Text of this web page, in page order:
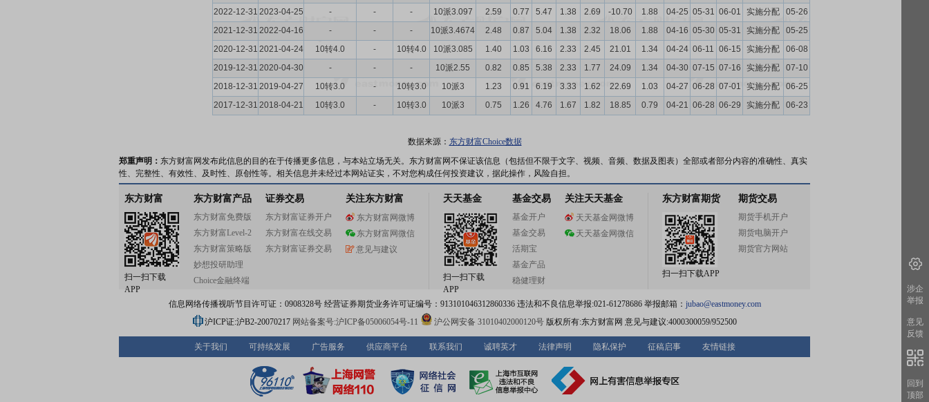
2022-12-31 2023-04-25 - - - 10派3.097 2.59 0.77 5.47 1.38 2.69 -10.70 1.88 04-25 05-31 06-01 实施分配
05-26
2021-12-31 2022-04-16 - - - 10派3.4674 2.48 0.87 5.04 1.38 2.32 18.06 1.88 04-16 05-30 05-31 实施分配
05-25
2020-12-31 2021-04-24 10转4.0 - 10转4.0 10派3.085 1.40 1.03 6.16 2.33 2.45 21.01 1.34 04-24 06-11 06-15 实施分配
06-08
2019-12-31 2020-04-30 - - - 10派2.55 0.82 0.85 5.38 2.33 1.77 24.09 1.34 04-30 07-15 07-16 实施分配
07-10
2018-12-31 2019-04-27 10转3.0 - 10转3.0 10派3 1.23 0.91 6.19 3.33 1.62 22.69 1.03 04-27 06-28 07-01 实施分配
06-25
2017-12-31 2018-04-21 10转3.0 - 10转3.0 10派3 0.75 1.26 4.76 1.67 1.82 18.85 0.79 04-21 06-28 06-29 实施分配 06-23
数据来源： 东方财富Choice数据
郑重声明： 东方财富网发布此信息的目的在于传播更多信息，与本站立场无关。东方财富网不保证该信息（包括但不限于文字、视频、音频、数据及图表）全部或者部分内容的准确性、真实
性、完整性、有效性、及时性、原创性等。相关信息并未经过本网站证实，不对您构成任何投资建议，据此操作，风险自担。
东方财富
扫一扫下载
APP
东方财富产品
东方财富免费版
东方财富Level-2
东方财富策略版
妙想投研助理
Choice金融终端
证券交易
东方财富证券开户
东方财富在线交易
东方财富证券交易
关注东方财富
东方财富网微博
东方财富网微信
意见与建议
天天基金
扫一扫下载
APP
基金交易
基金开户
基金交易
活期宝
基金产品
稳健理财
关注天天基金
天天基金网微博
天天基金网微信
东方财富期货
扫一扫下载APP
期货交易
期货手机开户
期货电脑开户
期货官方网站
信息网络传播视听节目许可证：0908328号 经营证券期货业务许可证编号：913101046312860336 违法和不良信息举报:021-61278686 举报邮箱： jubao@eastmoney.com
沪ICP证:沪B2-20070217 网站备案号:沪ICP备05006054号-11 沪公网安备 31010402000120号版权所有:东方财富网 意见与建议:4000300059/952500
关于我们 可持续发展 广告服务 供应商平台 联系我们 诚聘英才 法律声明 隐私保护 征稿启事 友情链接
涉企
举报
意见
反馈
回到
顶部